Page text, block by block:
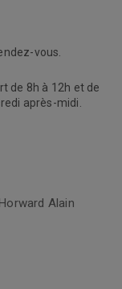
vous.
de 8h à 12h et de
après-midi.
Alain